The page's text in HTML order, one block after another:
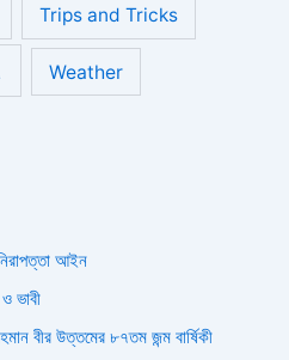
Trips and Tricks
Weather
আইন
ভাবী
বীর উত্তমের ৮৭তম জন্ম বার্ষিকী